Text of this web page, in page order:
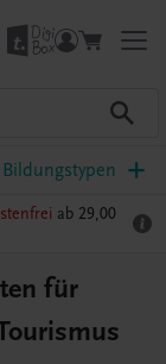
Bildungstypen
ab 29,00
für